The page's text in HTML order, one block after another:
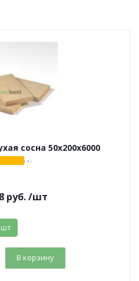
сосна 50х200х6000
( 4 )
руб. /шт
шт
В корзину